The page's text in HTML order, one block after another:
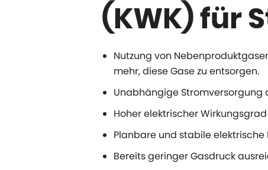
(KWK) für
Nutzung von
mehr, diese Gase zu entsorgen.
Unabhängige Stromversorgung
Hoher elektrischer
Planbare und stabile elektrische
Bereits geringer Gasdruck